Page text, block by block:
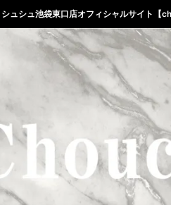
シュシュ池袋東口店オフィシャルサイト【
バクラしゅしゅ東